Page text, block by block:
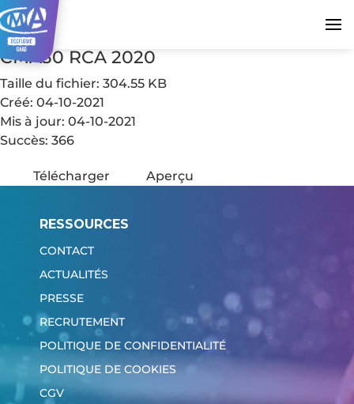
CMA30 RCA 2020
Taille du fichier: 304.55 KB
Créé: 04-10-2021
Mis à jour: 04-10-2021
Succès: 366
Télécharger Aperçu
RESSOURCES
CONTACT
ACTUALITÉS
PRESSE
RECRUTEMENT
POLITIQUE DE CONFIDENTIALITÉ
POLITIQUE DE COOKIES
CGV